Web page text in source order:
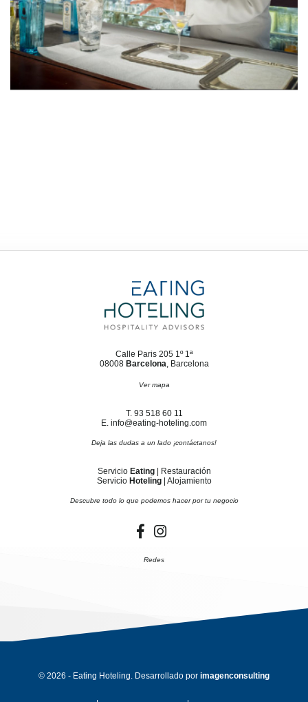
Calle Paris 205 1º 1ª
08008 Barcelona, Barcelona
Ver mapa
T. 93 518 60 11
E. info@eating-hoteling.com
Deja las dudas a un lado ¡contáctanos!
Servicio Eating| Restauración
Servicio Hoteling| Alojamiento
Descubre todo lo que podemos hacer por tu negocio
Redes
© 2026 - Eating Hoteling. Desarrollado por imagenconsulting